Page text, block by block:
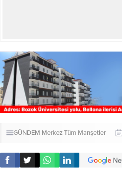
GÜNDEM MerkezTüm Manşetler